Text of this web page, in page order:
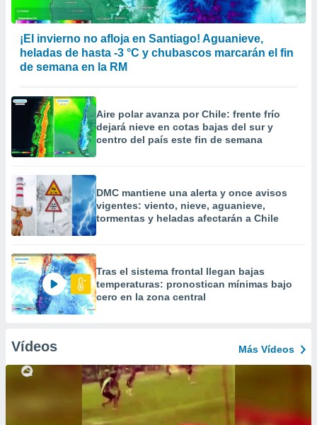
¡El invierno no afloja en Santiago! Aguanieve,
heladas de hasta -3 °C y chubascos marcarán el fin
de semana en la RM
Aire polar avanza por Chile: frente frío
dejará nieve en cotas bajas del sur y
centro del país este fin de semana
DMC mantiene una alerta y once avisos
vigentes: viento, nieve, aguanieve,
tormentas y heladas afectarán a Chile
Tras el sistema frontal llegan bajas
temperaturas: pronostican mínimas bajo
cero en la zona central
Vídeos Más Vídeos